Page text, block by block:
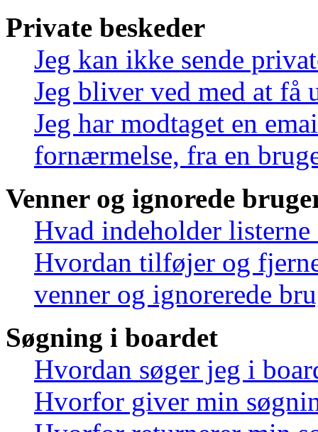
Private beskeder
Jeg kan ikke sende
Jeg bliver ved med at få
Jeg har modtaget en
fornærmelse, fra en
Venner og ignorede
Hvad indeholder
Hvordan tilføjer og
venner og ignorerede
Søgning i boardet
Hvordan søger jeg i
Hvorfor giver min